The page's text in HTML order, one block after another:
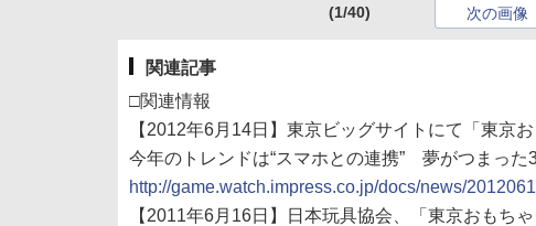
(1/40) 次の画像
関連記事
□関連情報
【2012年6月14日】東京ビッグサイトにて「東京
今年のトレンドは“スマホとの連携” 夢がつまった
http://game.watch.impress.co.jp/docs/news/
【2011年6月16日】日本玩具協会、「東京おもち